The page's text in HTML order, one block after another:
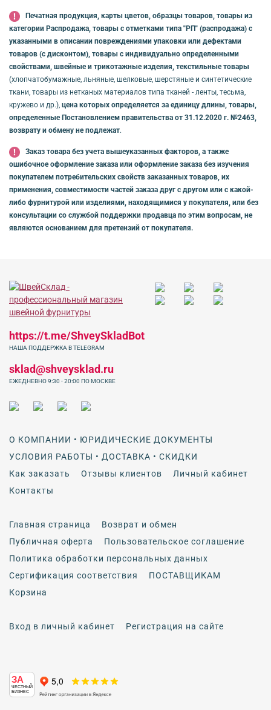
Печатная продукция, карты цветов, образцы товаров, товары из
категории Распродажа, товары с отметками типа "РП" (распродажа) с
указанными в описании повреждениями упаковки или дефектами
товаров (с дисконтом), товары с индивидуально определенными
свойствами, швейные и трикотажные изделия, текстильные товары
(хлопчатобумажные, льняные, шелковые, шерстяные и синтетические
ткани, товары из нетканых материалов типа тканей - ленты, тесьма,
кружево и др.), цена которых определяется за единицу длины, товары,
определенные Постановлением правительства от 31.12.2020 г. №2463,
возврату и обмену не подлежат.
Заказ товара без учета вышеуказанных факторов, а также
ошибочное оформление заказа или оформление заказа без изучения
покупателем потребительских свойств заказанных товаров, их
применения, совместимости частей заказа друг с другом или с какой-
либо фурнитурой или изделиями, находящимися у покупателя, или без
консультации со службой поддержки продавца по этим вопросам, не
являются основанием для претензий от покупателя.
О КОМПАНИИ • ЮРИДИЧЕСКИЕ ДОКУМЕНТЫ
УСЛОВИЯ РАБОТЫ • ДОСТАВКА • СКИДКИ
Как заказать
Отзывы клиентов
Личный кабинет
Контакты
Главная страница
Возврат и обмен
Публичная оферта
Пользовательское соглашение
Политика обработки персональных данных
Сертификация соответствия
ПОСТАВЩИКАМ
Корзина
Вход в личный кабинет Регистрация на сайте
https://t.me/ShveySkladBot
НАША ПОДДЕРЖКА В TELEGRAM
sklad@shveysklad.ru
ЕЖЕДНЕВНО 9:30 - 20:00 ПО МОСКВЕ
ЗА
ЧЕСТНЫЙ
БИЗНЕС